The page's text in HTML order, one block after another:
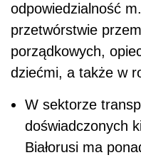
odpowiedzialność
przetwórstwie
porządkowych,
dziećmi, a także w
W sektorze
doświadczonych
Białorusi ma